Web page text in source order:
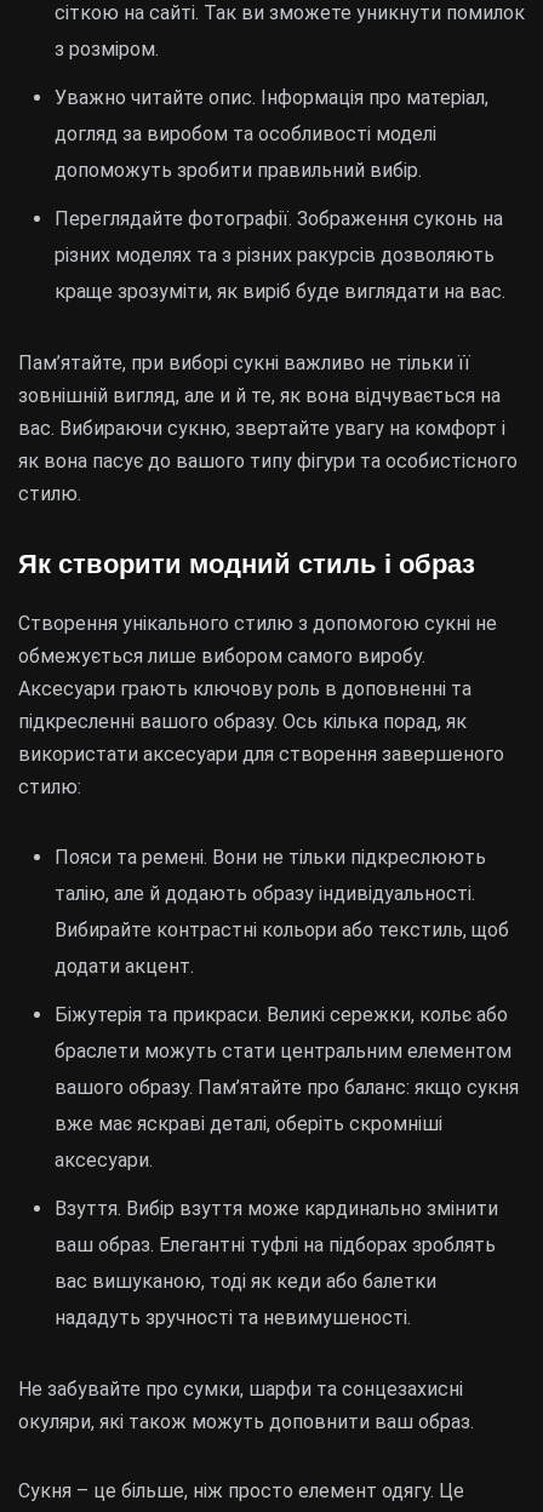
сіткою на сайті. Так ви зможете уникнути помилок
з розміром.
Уважно читайте опис. Інформація про матеріал,
догляд за виробом та особливості моделі
допоможуть зробити правильний вибір.
Переглядайте фотографії. Зображення суконь на
різних моделях та з різних ракурсів дозволяють
краще зрозуміти, як виріб буде виглядати на вас.
Пам’ятайте, при виборі сукні важливо не тільки її
зовнішній вигляд, але и й те, як вона відчувається на
вас. Вибираючи сукню, звертайте увагу на комфорт і
як вона пасує до вашого типу фігури та особистісного
стилю.
Як створити модний стиль і образ
Створення унікального стилю з допомогою сукні не
обмежується лише вибором самого виробу.
Аксесуари грають ключову роль в доповненні та
підкресленні вашого образу. Ось кілька порад, як
використати аксесуари для створення завершеного
стилю:
Пояси та ремені. Вони не тільки підкреслюють
талію, але й додають образу індивідуальності.
Вибирайте контрастні кольори або текстиль, щоб
додати акцент.
Біжутерія та прикраси. Великі сережки, кольє або
браслети можуть стати центральним елементом
вашого образу. Пам’ятайте про баланс: якщо сукня
вже має яскраві деталі, оберіть скромніші
аксесуари.
Взуття. Вибір взуття може кардинально змінити
ваш образ. Елегантні туфлі на підборах зроблять
вас вишуканою, тоді як кеди або балетки
нададуть зручності та невимушеності.
Не забувайте про сумки, шарфи та сонцезахисні
окуляри, які також можуть доповнити ваш образ.
Сукня – це більше, ніж просто елемент одягу. Це